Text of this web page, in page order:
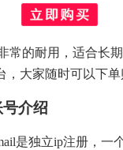
常的耐用，适合长
，大家随时可以下单
介绍
是独立ip注册，一